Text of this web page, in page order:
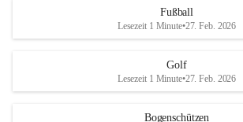
Fußball
Lesezeit 1 Minute•27. Feb. 2026
Golf
Lesezeit 1 Minute•27. Feb. 2026
Bogenschützen